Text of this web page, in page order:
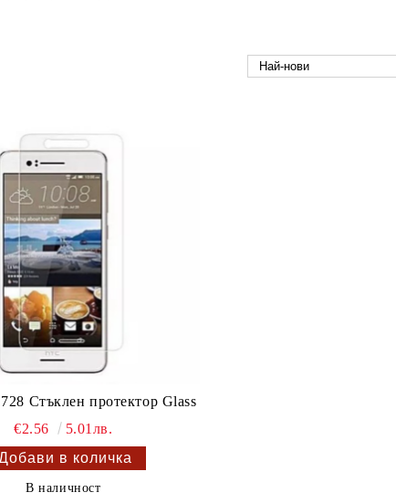
Стъклен протектор Glass
€2.56
5.01лв.
В наличност